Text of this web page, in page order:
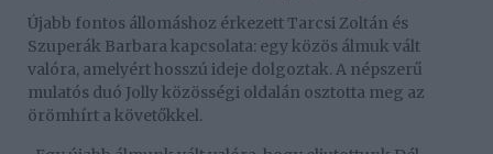
Újabb fontos állomáshoz érkezett Tarcsi Zoltán és
Szuperák Barbara kapcsolata: egy közös álmuk vált
valóra, amelyért hosszú ideje dolgoztak. A népszerű
mulatós duó Jolly közösségi oldalán osztotta meg az
örömhírt a követőkkel.